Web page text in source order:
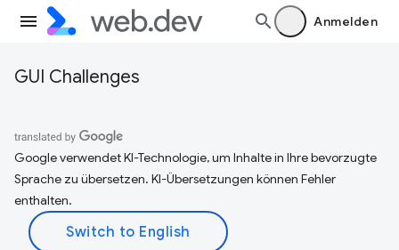
Anmelden
GUI Challenges
Google verwendet KI-Technologie, um Inhalte in Ihre bevorzugte
Sprache zu übersetzen. KI-Übersetzungen können Fehler
enthalten.